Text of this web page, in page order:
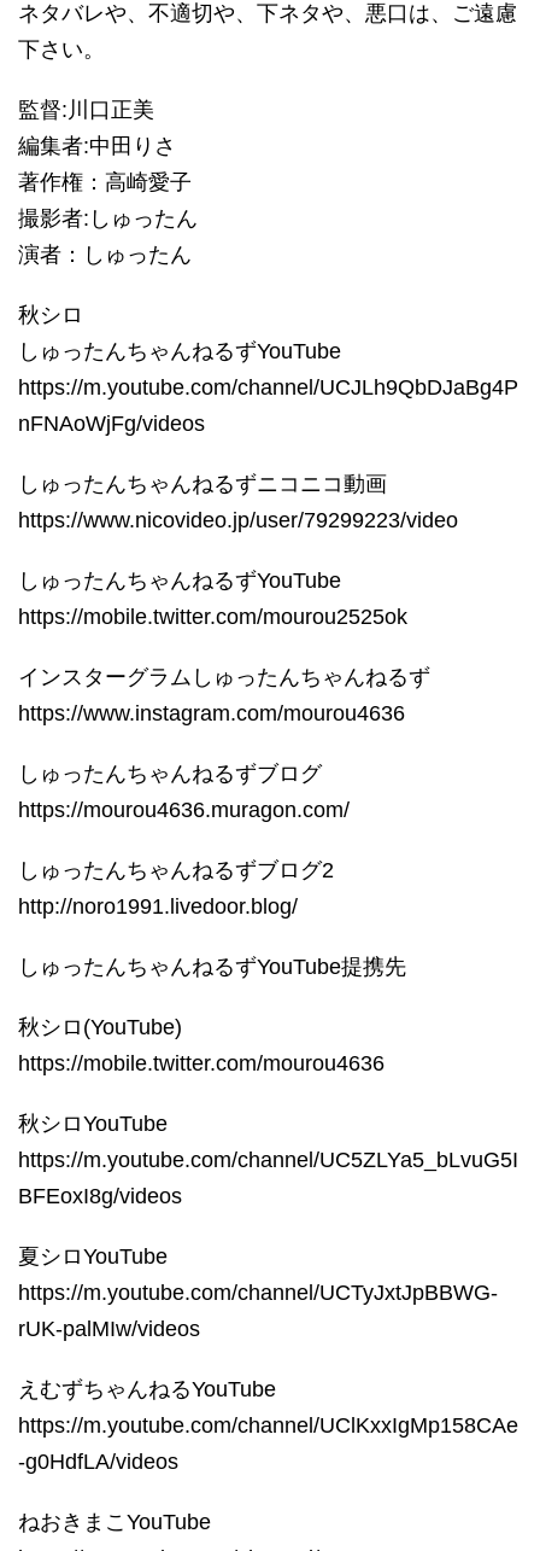
ネタバレや、不適切や、下ネタや、悪口は、ご遠慮
下さい。
監督:川口正美
編集者:中田りさ
著作権：高崎愛子
撮影者:しゅったん
演者：しゅったん
秋シロ
しゅったんちゃんねるずYouTube
https://m.youtube.com/channel/UCJLh9QbDJaBg4P
nFNAoWjFg/videos
しゅったんちゃんねるずニコニコ動画
https://www.nicovideo.jp/user/79299223/video
しゅったんちゃんねるずYouTube
https://mobile.twitter.com/mourou2525ok
インスターグラムしゅったんちゃんねるず
https://www.instagram.com/mourou4636
しゅったんちゃんねるずブログ
https://mourou4636.muragon.com/
しゅったんちゃんねるずブログ2
http://noro1991.livedoor.blog/
しゅったんちゃんねるずYouTube提携先
秋シロ(YouTube)
https://mobile.twitter.com/mourou4636
秋シロYouTube
https://m.youtube.com/channel/UC5ZLYa5_bLvuG5I
BFEoxI8g/videos
夏シロYouTube
https://m.youtube.com/channel/UCTyJxtJpBBWG-
rUK-palMIw/videos
えむずちゃんねるYouTube
https://m.youtube.com/channel/UClKxxIgMp158CAe
-g0HdfLA/videos
ねおきまこYouTube